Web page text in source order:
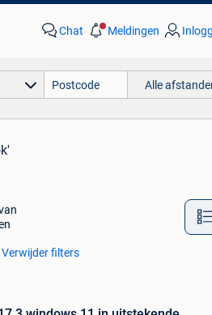
Chat Meldingen
Alle
Verwijder filters